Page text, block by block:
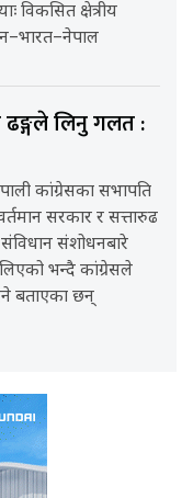
विकसित क्षेत्रीय
लिनु गलत :
कांग्रेसका सभापति
सरकार र सत्तारुढ
संशोधनबारे
भन्दै कांग्रेसले
बताएका छन्